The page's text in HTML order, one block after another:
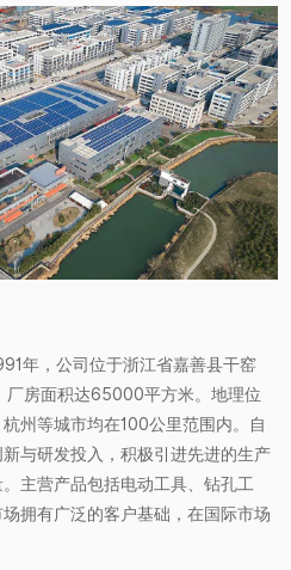
年，公司位于浙江省嘉善县干窑
房面积达65000平方米。地理位
州等城市均在100公里范围内。自
与研发投入，积极引进先进的生产
主营产品包括电动工具、钻孔工
拥有广泛的客户基础，在国际市场